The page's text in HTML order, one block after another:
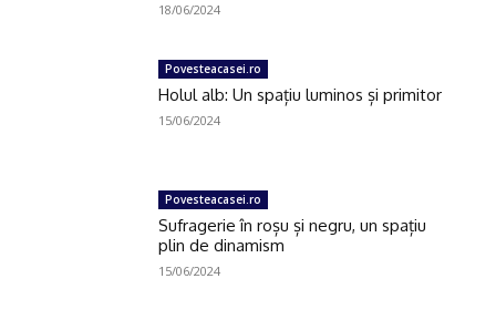
18/06/2024
Povesteacasei.ro
Holul alb: Un spațiu luminos și primitor
15/06/2024
Povesteacasei.ro
Sufragerie în roșu și negru, un spațiu
plin de dinamism
15/06/2024